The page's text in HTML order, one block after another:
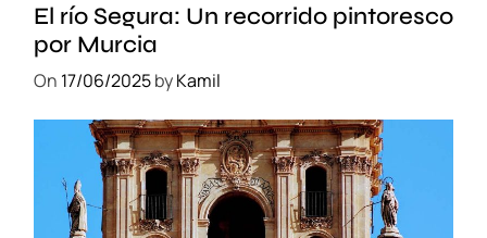
El río Segura: Un recorrido pintoresco
por Murcia
On 17/06/2025byKamil